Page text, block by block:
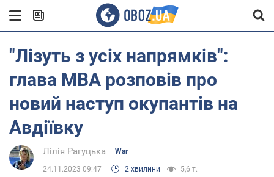
"Лізуть з усіх напрямків":
глава МВА розповів про
новий наступ окупантів на
Авдіївку
Лілія Рагуцька War
24.11.2023 09:47 2 хвилини 5,6 т.